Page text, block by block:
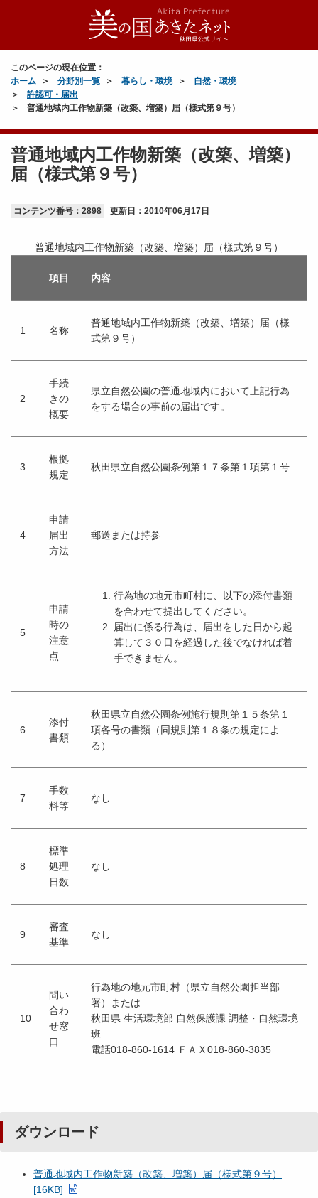
このページの現在位置：
ホーム
分野別一覧 暮らし・環境
自然・環境
許認可・届出
普通地域内工作物新築（改築、増築）届（様式第９号）
普通地域内工作物新築（改築、増築）
届（様式第９号）
コンテンツ番号：2898 更新日： 2010年06月17日
項目 内容
普通地域内工作物新築（改築、増築）届（様式第９号）
1 名称
普通地域内工作物新築（改築、増築）届（様
式第９号）
2
手続
きの
概要
県立自然公園の普通地域内において上記行為
をする場合の事前の届出です。
3
根拠
規定
秋田県立自然公園条例第１７条第１項第１号
4
申請
届出
方法
郵送または持参
5
申請
時の
注意
点
行為地の地元市町村に、以下の添付書類
を合わせて提出してください。
届出に係る行為は、届出をした日から起
算して３０日を経過した後でなければ着
手できません。
6
添付
書類
秋田県立自然公園条例施行規則第１５条第１
項各号の書類（同規則第１８条の規定によ
る）
7
手数
料等
なし
8
標準
処理
日数
なし
9
審査
基準
なし
10
問い
合わ
せ窓
口
行為地の地元市町村（県立自然公園担当部
署）または
秋田県 生活環境部 自然保護課 調整・自然環境
班
電話018-860-1614 ＦＡＸ018-860-3835
ダウンロード
普通地域内工作物新築（改築、増築）届（様式第９号）
[16KB]